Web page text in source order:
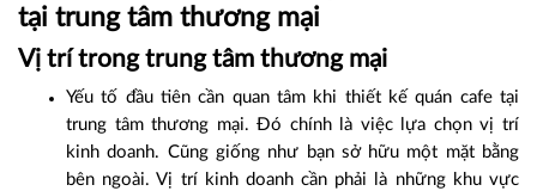
tại trung tâm thương mại
Vị trí trong trung tâm thương mại
Yếu tố đầu tiên cần quan tâm khi thiết kế quán cafe tại
trung tâm thương mại. Đó chính là việc lựa chọn vị trí
kinh doanh. Cũng giống như bạn sở hữu một mặt bằng
bên ngoài. Vị trí kinh doanh cần phải là những khu vực